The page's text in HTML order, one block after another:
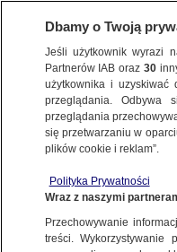
POLSKA
się w Polsce.
pozycję w Unii
Dbamy o Twoją
Jeśli użytkownik wyrazi
Partnerów IAB oraz30
użytkownika i uzyskiwać
przeglądania. Odbywa
przeglądania
się przetwarzaniu w
plików cookie i reklam”.
Polityka Prywatności
Wraz z naszymi
Przechowywanie
treści.